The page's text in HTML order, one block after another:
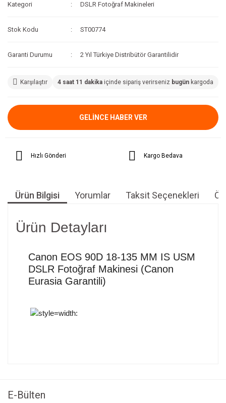
Kategori DSLR Fotoğraf Makineleri
Stok Kodu ST00774
Garanti Durumu 2 Yıl Türkiye Distribütör Garantilidir
Karşılaştır 4 saat 11 dakika içinde sipariş verirseniz bugün kargoda
GELİNCE HABER VER
Hızlı Gönderi Kargo Bedava
Ürün Bilgisi Yorumlar Taksit Seçenekleri
Ürün Detayları
Canon EOS 90D 18-135 MM IS USM
DSLR Fotoğraf Makinesi (Canon
Eurasia Garantili)
E-Bülten